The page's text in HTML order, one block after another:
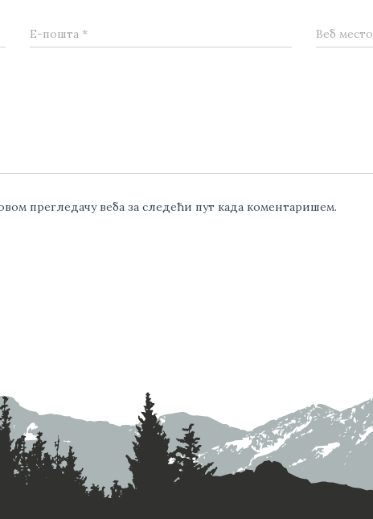
Е-пошта * Веб место
прегледачу веба за следећи пут када коментаришем.